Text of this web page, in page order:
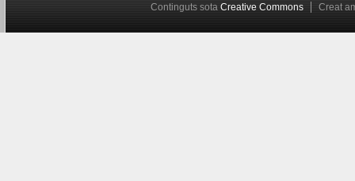
Continguts sota Creative Commons Creat